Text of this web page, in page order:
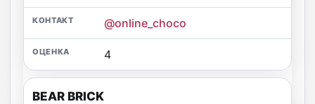
@online_choco
4
BEAR BRICK